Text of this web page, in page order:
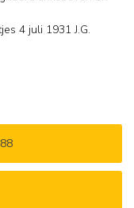
4 juli 1931 J.G.